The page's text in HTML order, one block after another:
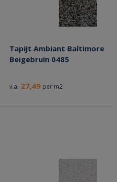
Tapijt Ambiant Baltimore
Beigebruin 0485
v.a. 27,49 per m2